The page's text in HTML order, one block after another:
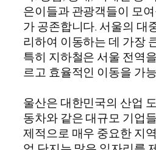
은이들과 관광객들이 모
가 공존합니다. 서울의 대
리하여 이동하는 데 가장
특히 지하철은 서울 전역
르고 효율적인 이동을 가
울산은 대한민국의 산업
동차와 같은 대규모 기업
제적으로 매우 중요한 지